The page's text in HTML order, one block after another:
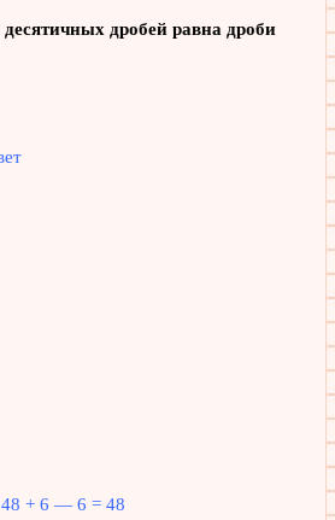
дробей равна дроби
+ 6 — 6 = 48